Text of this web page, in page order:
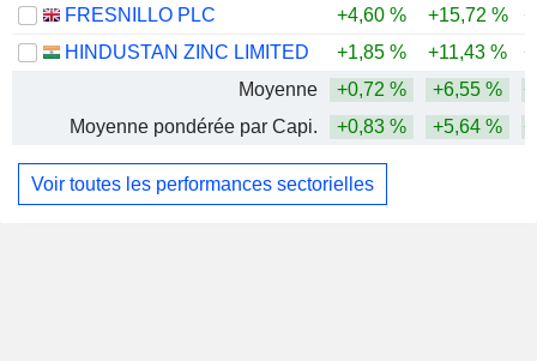
FRESNILLO PLC
+4,60 % +15,72 %
HINDUSTAN ZINC LIMITED
+1,85 % +11,43 %
Moyenne
+0,72 % +6,55 %
Moyenne pondérée par Capi.
+0,83 % +5,64 %
Voir toutes les performances sectorielles